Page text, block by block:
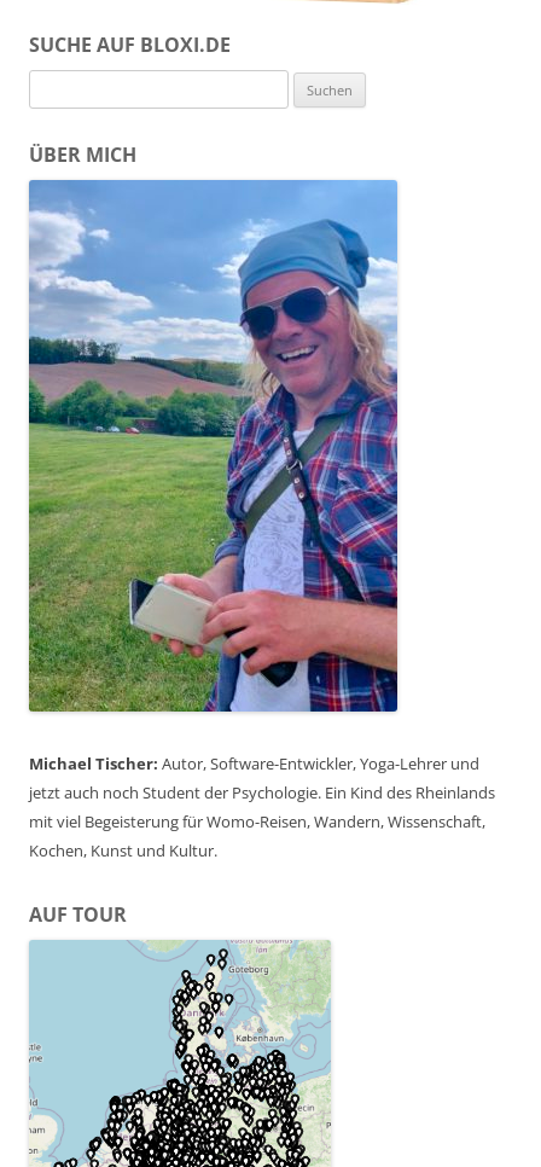
SUCHE AUF BLOXI.DE
nach:
ÜBER MICH
Michael Tischer: Autor, Software-Entwickler, Yoga-Lehrer und
jetzt auch noch Student der Psychologie. Ein Kind des Rheinlands
mit viel Begeisterung für Womo-Reisen, Wandern, Wissenschaft,
Kochen, Kunst und Kultur.
AUF TOUR